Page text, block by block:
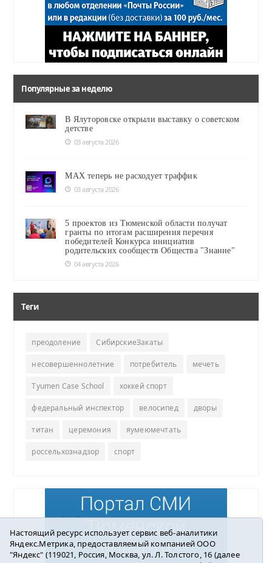
Популярные за неделю
В Ялуторовске открыли выставку о советском
детстве
03 августа 2026
MAX теперь не расходует траффик
03 августа 2026
5 проектов из Тюменской области получат
гранты по итогам расширения перечня
победителей Конкурса инициатив
родительских сообществ Общества "Знание"
04 августа 2026
Теги
преодоление СибирскиеЗакаты
несовершеннолетние потребитель мечеть
Tyumen Case School хоккей спорт
федеральный инспектор велосипед дворы
титан церемония яумеюмечтать
россельхознадзор спорт
Настоящий ресурс использует сервис веб-аналитики
Яндекс.Метрика, предоставляемый компанией ООО
"Яндекс" (119021, Россия, Москва, ул. Л. Толстого, 16 (далее